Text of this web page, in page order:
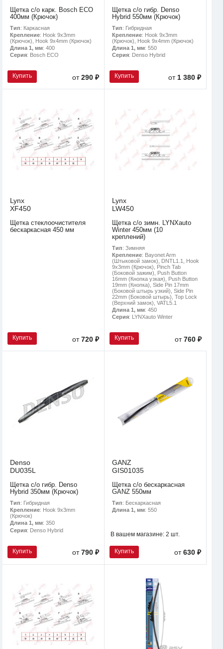
Щетка с/о карк. Bosch ECO
400мм (Крючок)
Тип: Каркасная
Крепление: Hook 9x3mm
(Крючок), Hook 9x4mm (Крючок)
Длина 1, мм: 400
Серия: Bosch ECO
Купить от290 ₽
Щетка с/о гибр. Denso
Hybrid 550мм (Крючок)
Тип: Гибридная
Крепление: Hook 9x3mm
(Крючок), Hook 9x4mm (Крючок)
Длина 1, мм: 550
Серия: Denso Hybrid
Купить от 1 380 ₽
Lynx
XF450
Щетка стеклоочистителя
бескаркасная 450 мм
Купить от720 ₽
Lynx
LW450
Щетка с/о зимн. LYNXauto
Winter 450мм (10
креплений)
Тип: Зимняя
Крепление: Bayonet Arm
(Штыковой замок), DNTL1.1, Hook
9x3mm (Крючок), Pinch Tab
(Боковой зажим), Push Button
16mm (Кнопка узкая), Push Button
19mm (Кнопка), Side Pin 17mm
(Боковой штырь узкий), Side Pin
22mm (Боковой штырь), Top Lock
(Верхний замок), VATL5.1
Длина 1, мм: 450
Серия: LYNXauto Winter
Купить от760 ₽
Denso
DU035L
Щетка с/о гибр. Denso
Hybrid 350мм (Крючок)
Тип: Гибридная
Крепление: Hook 9x3mm
(Крючок)
Длина 1, мм: 350
Серия: Denso Hybrid
Купить от790 ₽
GANZ
GIS01035
Щетка с/о бескаркасная
GANZ 550мм
Тип: Бескаркасная
Длина 1, мм: 550
В вашем магазине: 2 шт.
Купить от630 ₽